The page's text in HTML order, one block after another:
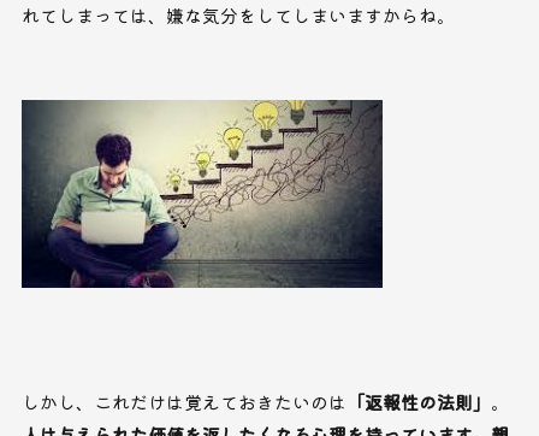
れてしまっては、嫌な気分をしてしまいますからね。
しかし、これだけは覚えておきたいのは 「返報性の法則」 。